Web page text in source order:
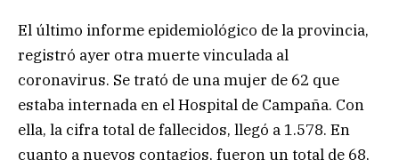
El último informe epidemiológico de la provincia,
registró ayer otra muerte vinculada al
coronavirus. Se trató de una mujer de 62 que
estaba internada en el Hospital de Campaña. Con
ella, la cifra total de fallecidos, llegó a 1.578. En
cuanto a nuevos contagios, fueron un total de 68,